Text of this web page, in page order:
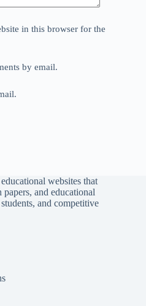
in this browser for the
by email.
websites that
and educational
and competitive